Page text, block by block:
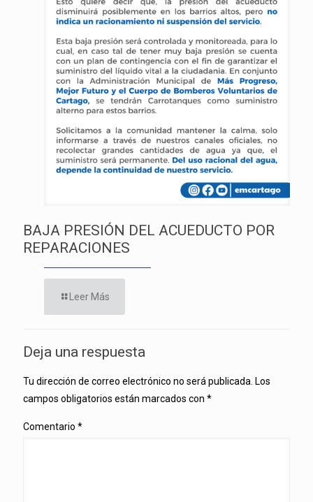
BAJA PRESIÓN DEL ACUEDUCTO POR
REPARACIONES
Leer Más
Deja una respuesta
Tu dirección de correo electrónico no será publicada. Los
campos obligatorios están marcados con *
Comentario *